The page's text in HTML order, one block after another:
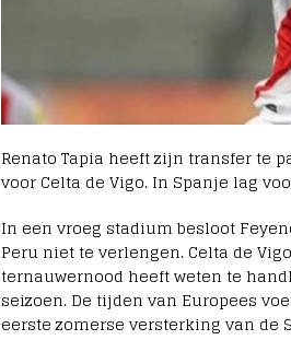
Renato Tapia heeft zijn transfer te
voor Celta de Vigo. In Spanje lag
In een vroeg stadium besloot
Peru niet te verlengen. Celta de
ternauwernood heeft weten te
seizoen. De tijden van Europees
eerste zomerse versterking van de